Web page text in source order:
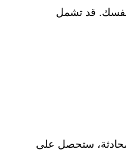
نفسك. قد تشمل
ستحصل على